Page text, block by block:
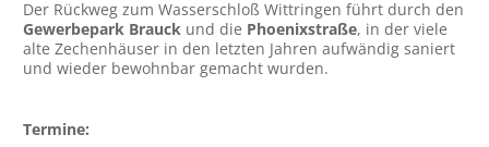
Der Rückweg zum Wasserschloß Wittringen führt durch den
Gewerbepark Brauck und die Phoenixstraße, in der viele
alte Zechenhäuser in den letzten Jahren aufwändig saniert
und wieder bewohnbar gemacht wurden.
Termine: